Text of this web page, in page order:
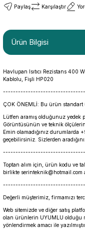
Paylaş Karşılaştır
Ürün Bilgisi
Havlupan Isıtıcı Rezistans 400
Kablolu, Fişli HP020
ÇOK ÖNEMLİ: Bu ürün standart
Lütfen aramış olduğunuz yedek
Görüntüsünün ve teknik ölçülerin
Emin olamadığınız durumlarda
geçebilirsiniz. Sizlerden
Toptan alım için, ürün kodu ve
birlikte serinteknik@hotmail.com
Değerli müşterimiz, firmamızı
Web sitemizde ve diğer satış
olan ürünlerin UYUMLU olduğu
yönlendirmek amacı ile